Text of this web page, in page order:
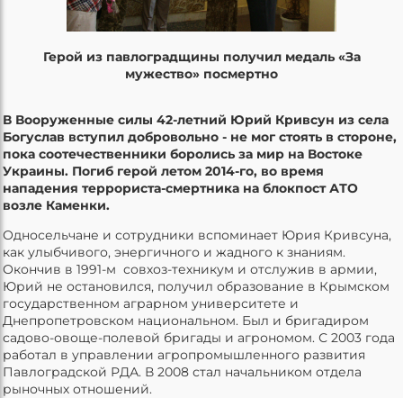
Герой из павлоградщины получил медаль «За
мужество» посмертно
В Вооруженные силы 42-летний Юрий Кривсун из села
Богуслав вступил добровольно - не мог стоять в стороне,
пока соотечественники боролись за мир на Востоке
Украины. Погиб герой летом 2014-го, во время
нападения террориста-смертника на блокпост АТО
возле Каменки.
Односельчане и сотрудники вспоминает Юрия Кривсуна,
как улыбчивого, энергичного и жадного к знаниям.
Окончив в 1991-м совхоз-техникум и отслужив в армии,
Юрий не остановился, получил образование в Крымском
государственном аграрном университете и
Днепропетровском национальном. Был и бригадиром
садово-овоще-полевой бригады и агрономом. С 2003 года
работал в управлении агропромышленного развития
Павлоградской РДА. В 2008 стал начальником отдела
рыночных отношений.